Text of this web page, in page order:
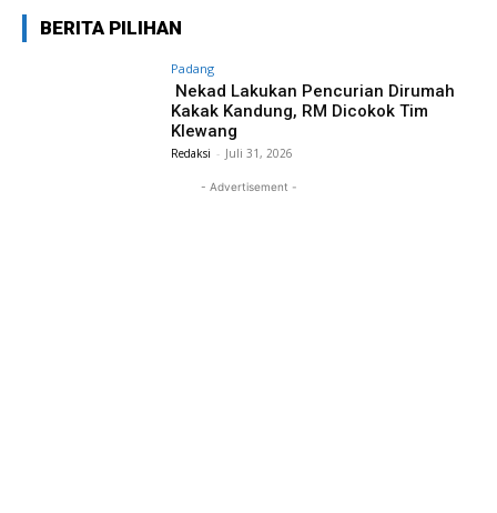
BERITA PILIHAN
Padang
Nekad Lakukan Pencurian Dirumah
Kakak Kandung, RM Dicokok Tim
Klewang
Redaksi - Juli 31, 2026
- Advertisement -